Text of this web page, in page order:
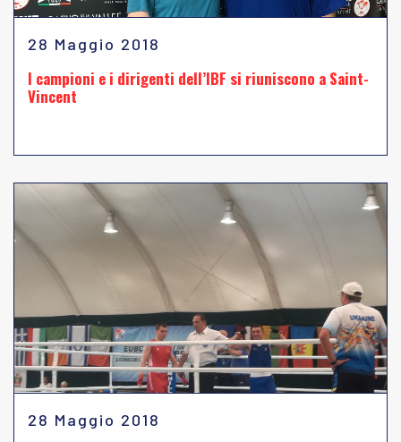
28 Maggio 2018
I campioni e i dirigenti dell’IBF si riuniscono a Saint-
Vincent
28 Maggio 2018